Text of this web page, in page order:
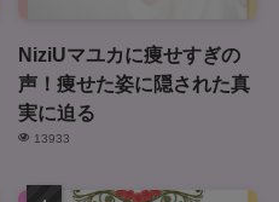
NiziUマユカに痩せすぎの
声！痩せた姿に隠された真
実に迫る
13933